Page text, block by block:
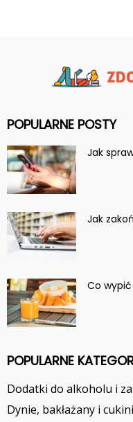
POPULARNE POSTY
Jak
Jak
Co
POPULARNE
Dodatki do alkoholu i
Dynie, bakłażany i